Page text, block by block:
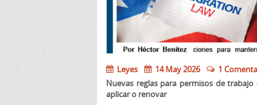
Leyes 14 May 2026
1
Nuevas reglas para permisos de
aplicar o renovar